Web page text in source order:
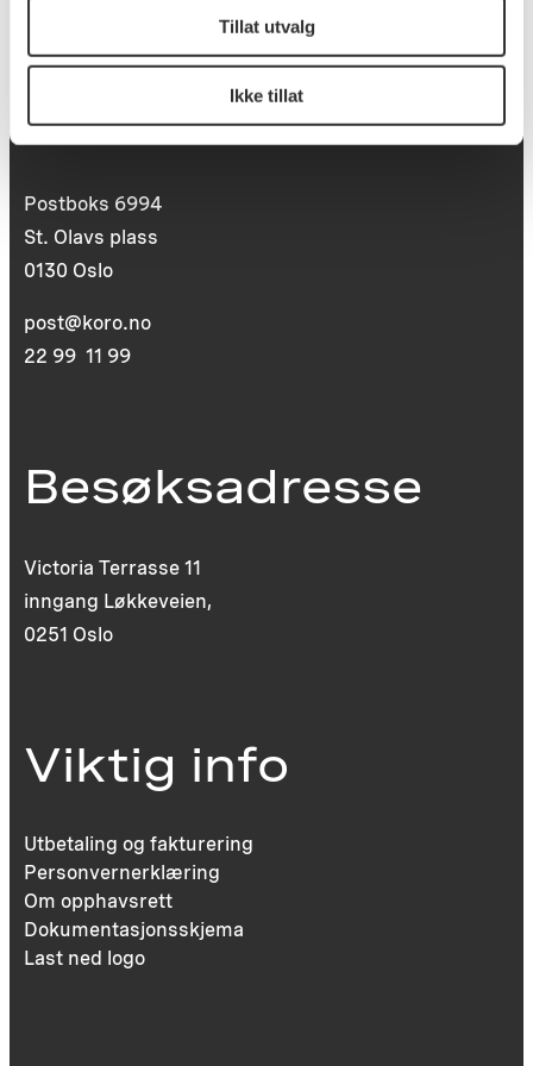
Tillat utvalg
Ikke tillat
Postadresse
Postboks 6994
St. Olavs plass
0130 Oslo
post@koro.no
22 99 11 99
Besøksadresse
Victoria Terrasse 11
inngang Løkkeveien,
0251 Oslo
Viktig info
Utbetaling og fakturering
Personvernerklæring
Om opphavsrett
Dokumentasjonsskjema
Last ned logo